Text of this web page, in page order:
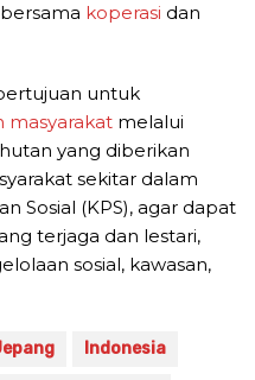
koperasi dan
untuk
masyarakat melalui
yang diberikan
sekitar dalam
Sosial (KPS), agar dapat
terjaga dan lestari,
sosial, kawasan,
Indonesia